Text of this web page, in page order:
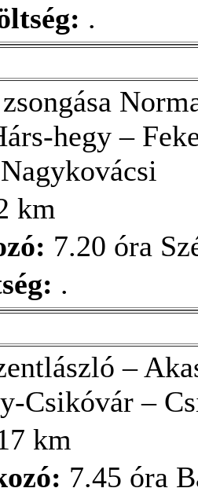
.
hegy –
km
7.20 óra
.
–
Csikóvár –
km
7.45 óra